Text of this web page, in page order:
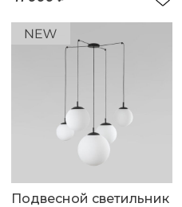
Подвесной светильник